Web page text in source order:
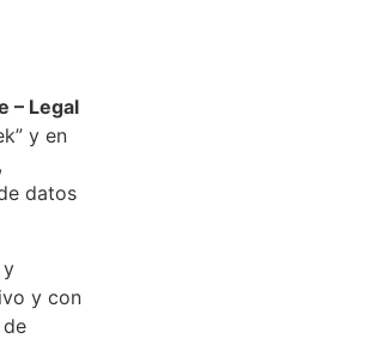
– Legal
y en
datos
y
y con